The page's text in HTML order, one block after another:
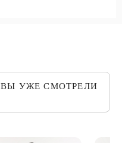
ВЫ УЖЕСМОТРЕЛИ